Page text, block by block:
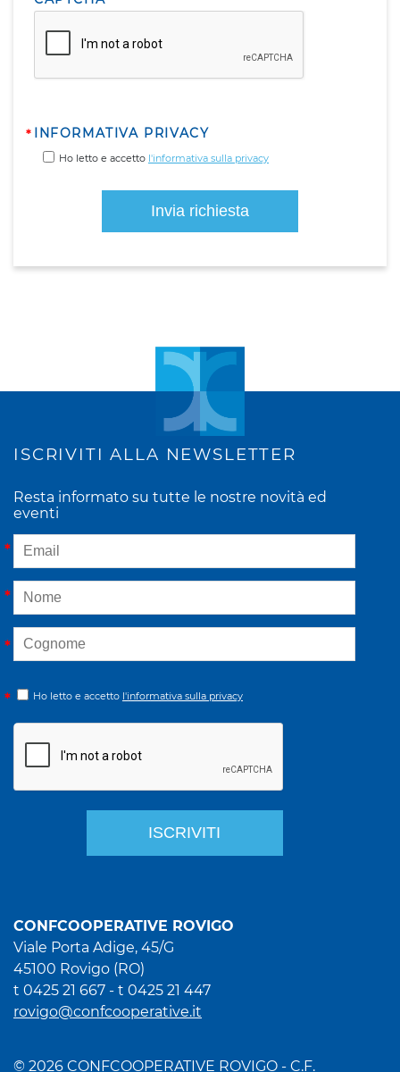
INFORMATIVA PRIVACY
Ho letto e accetto l'informativa sulla privacy
ISCRIVITI ALLA NEWSLETTER
Resta informato su tutte le nostre novità ed
eventi
Ho letto e accetto l'informativa sulla privacy
CONFCOOPERATIVE ROVIGO
Viale Porta Adige, 45/G
45100 Rovigo (RO)
t 0425 21 667 - t 0425 21 447
rovigo@confcooperative.it
© 2026 CONFCOOPERATIVE ROVIGO - C.F.